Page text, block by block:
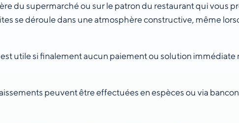
du supermarché ou sur le patron du restaurant qui vous
se déroule dans une atmosphère constructive, même
utile si finalement aucun paiement ou solution
peuvent être effectuées en espèces ou via